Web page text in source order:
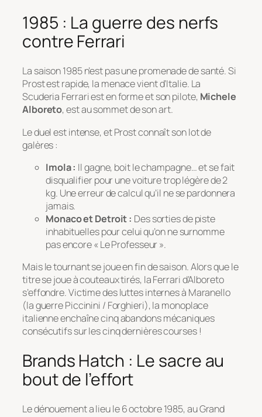
1985 : La guerre des nerfs
contre Ferrari
La saison 1985 n’est pas une promenade de santé. Si
Prost est rapide, la menace vient d’Italie. La
Scuderia Ferrari est en forme et son pilote, Michele
Alboreto, est au sommet de son art.
Le duel est intense, et Prost connaît son lot de
galères :
Imola : Il gagne, boit le champagne… et se fait
disqualifier pour une voiture trop légère de 2
kg. Une erreur de calcul qu’il ne se pardonnera
jamais.
Monaco et Detroit : Des sorties de piste
inhabituelles pour celui qu’on ne surnomme
pas encore « Le Professeur ».
Mais le tournant se joue en fin de saison. Alors que le
titre se joue à couteaux tirés, la Ferrari d’Alboreto
s’effondre. Victime des luttes internes à Maranello
(la guerre Piccinini / Forghieri), la monoplace
italienne enchaîne cinq abandons mécaniques
consécutifs sur les cinq dernières courses !
Brands Hatch : Le sacre au
bout de l’effort
Le dénouement a lieu le 6 octobre 1985, au Grand